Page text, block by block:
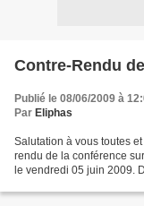
Contre-Rendu
Publié le 08/06/2009 à
Par Eliphas
Salutation à vous toutes
rendu de la conférence
le vendredi 05 juin 2009.